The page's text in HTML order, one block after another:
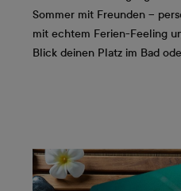
Sommer mit Freunden –
mit echtem Ferien-Feeling
Blick deinen Platz im Bad